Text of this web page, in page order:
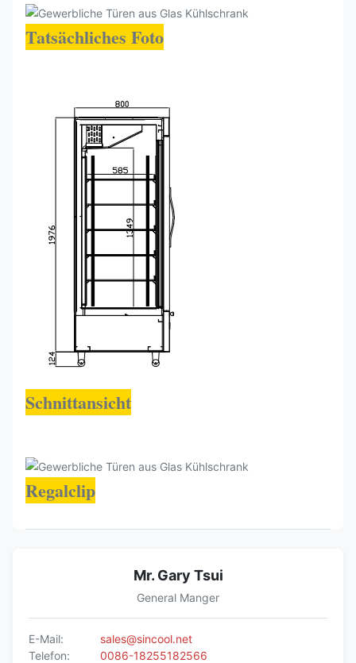
Tatsächliches Foto
Schnittansicht
Regalclip
Mr. Gary Tsui
General Manger
E-Mail:
sales@sincool.net
Telefon:
0086-18255182566